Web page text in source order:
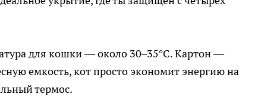
для кошки — около 30–35°C. Картон —
емкость, кот просто экономит энергию на
термос.